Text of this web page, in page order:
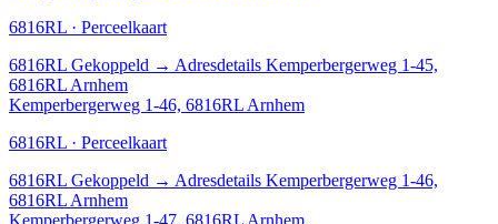
6816RL · Perceelkaart
6816RL Gekoppeld → Adresdetails Kemperbergerweg 1-45,
6816RL Arnhem
Kemperbergerweg 1-46, 6816RL Arnhem
6816RL · Perceelkaart
6816RL Gekoppeld → Adresdetails Kemperbergerweg 1-46,
6816RL Arnhem
Kemperbergerweg 1-47, 6816RL Arnhem